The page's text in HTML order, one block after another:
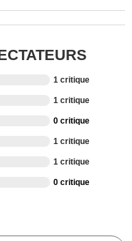
1 critique
1 critique
0 critique
1 critique
1 critique
0 critique